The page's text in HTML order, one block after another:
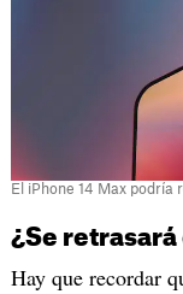
El iPhone 14 Max podría
¿Se retrasará
Hay que recordar